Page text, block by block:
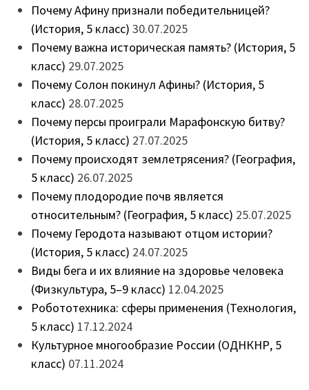
Почему Афину признали победительницей?
(История, 5 класс) 30.07.2025
Почему важна историческая память? (История, 5
класс) 29.07.2025
Почему Солон покинул Афины? (История, 5
класс) 28.07.2025
Почему персы проиграли Марафонскую битву?
(История, 5 класс) 27.07.2025
Почему происходят землетрясения? (География,
5 класс) 26.07.2025
Почему плодородие почв является
относительным? (География, 5 класс) 25.07.2025
Почему Геродота называют отцом истории?
(История, 5 класс) 24.07.2025
Виды бега и их влияние на здоровье человека
(Физкультура, 5–9 класс) 12.04.2025
Робототехника: сферы применения (Технология,
5 класс) 17.12.2024
Культурное многообразие России (ОДНКНР, 5
класс) 07.11.2024